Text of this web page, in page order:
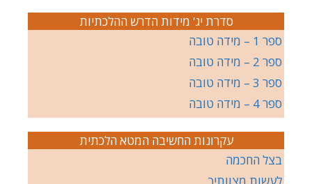
סדרת יג' מידות הדרש ההלכתיות
ספר 1 – מידה טובה
ספר 2 – מידה טובה
ספר 3 – מידה טובה
ספר 4 – מידה טובה
עקרונות החשיבה המטא הלכתית
בצל החכמה